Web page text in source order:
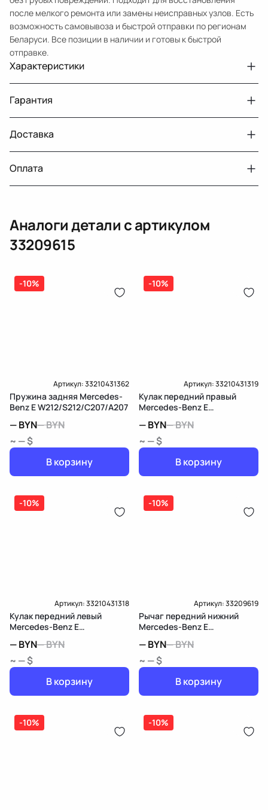
после мелкого ремонта или замены неисправных узлов. Есть
возможность самовывоза и быстрой отправки по регионам
Беларуси. Все позиции в наличии и готовы к быстрой
отправке.
Характеристики
Авто
MercedesBenz E W212
Год
2013
Тег
Мерседес Бенс Е
Гарантия
Двигатели с навесным или без навесного
оборудования
30 дней
Датчик давления топлива, насос
топлива, ТНВД (бензин, дизель), форсунка
бензиновая (дизельная) механическая
(электрическая), инжектор
дозатор-распределитель топлива
14 дней
Доставка
Оплата
Оплата онлайн
Карта рассрочки онлайн
Аналоги детали с артикулом
33209615
-10%
Артикул:33210431362
Пружина задняя Mercedes-
Benz E W212/S212/C207/A207
—BYN—BYN
~ — $
В корзину
-10%
Артикул:33210431319
Кулак передний правый
Mercedes-Benz E
—BYN—BYN
~ — $
В корзину
-10%
Артикул:33210431318
Кулак передний левый
Mercedes-Benz E
—BYN—BYN
~ — $
В корзину
-10%
Артикул:33209619
Рычаг передний нижний
Mercedes-Benz E
—BYN—BYN
~ — $
В корзину
-10% -10%